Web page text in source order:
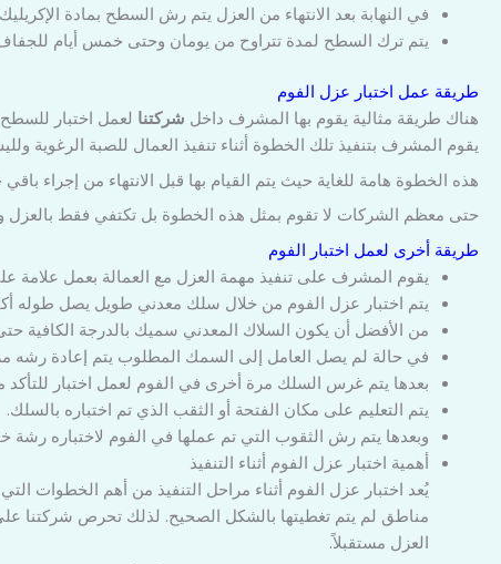
في النهابة بعد الانتهاء من العزل يتم رش السطح بمادة
يتم ترك السطح لمدة تتراوح من يومان وحتى خمس أيام
طريقة عمل اختبار عزل الفوم
هناك طريقة مثالية يقوم بها المشرف داخل شركتنا
يقوم المشرف بتنفيذ تلك الخطوة أثناء تنفيذ العمال للصبة الرغوية
هذه الخطوة هامة للغاية حيث يتم القيام بها قبل الانتهاء من إجراء
حتى معظم الشركات لا تقوم بمثل هذه الخطوة بل تكتفي فقط بالعزل
طريقة أخرى لعمل اختبار الفوم
يقوم المشرف على تنفيذ مهمة العزل مع العمالة بعمل علامة
يتم اختبار عزل الفوم من خلال سلك معدني طويل يصل طوله أكثر من 4 سم وهو السمك المطلوب
من الأفضل أن يكون السلاك المعدني سميك بالدرجة الكافية
في حالة لم يصل العامل إلى السمك المطلوب يتم إعادة رشه
بعدها يتم غرس السلك مرة أخرى في الفوم لعمل اختبار للتأكد
يتم التعليم على مكان الفتحة أو الثقب الذي تم اختباره بالسلك.
وبعدها يتم رش الثقوب التي تم عملها في الفوم لاختباره
أهمية اختبار عزل الفوم أثناء التنفيذ
يُعد اختبار عزل الفوم أثناء مراحل التنفيذ من أهم الخطوات
مناطق لم يتم تغطيتها بالشكل الصحيح. لذلك تحرص شركتنا
العزل مستقبلاً.